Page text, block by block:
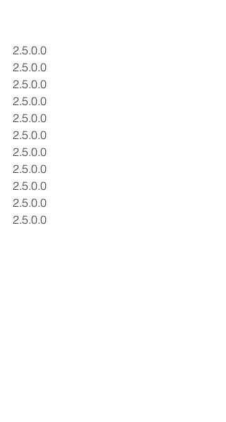
2.5.0.0
2.5.0.0
2.5.0.0
2.5.0.0
2.5.0.0
2.5.0.0
2.5.0.0
2.5.0.0
2.5.0.0
2.5.0.0
2.5.0.0